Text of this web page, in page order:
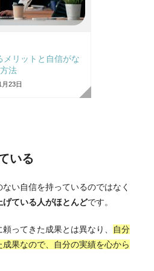
メリットと自信がな
法
23日
いる
い自信を持っているのではなく
ている人がほとんどです。
ってきた成果とは異なり、
自分
果なので、自分の実績を心から